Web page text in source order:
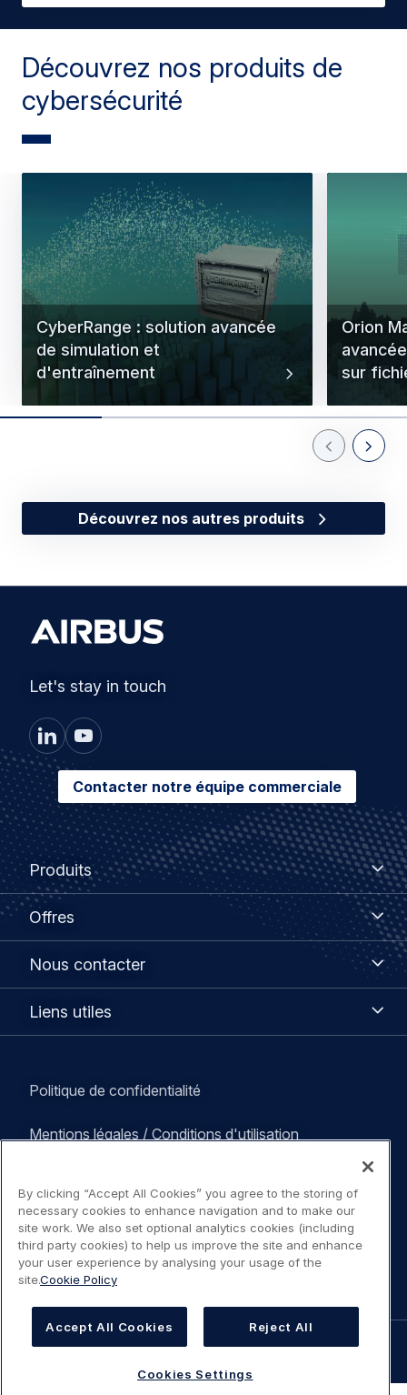
Découvrez nos produits de
cybersécurité
CyberRange : solution avancée
de simulation et
d'entraînement
Orion
sur
PreviousNext
Découvrez nos autres produits
Let's stay in touch
Contacter notre équipe commerciale
Footer
menu
Produits
Produits
Offres
Offres
Nous contacter
Liens utiles
Legal
Politique de confidentialité
Mentions légales / Conditions d'utilisation
Politique Cookies
Cookies Settings
©AIRBUS 2026.
By clicking “Accept All Cookies” you agree to the storing of
necessary cookies to enhance navigation and to make our
site work. We also set optional analytics cookies (including
third party cookies) to help us improve the site and enhance
your user experience by analysing your usage of the
site.Cookie Policy
Accept All Cookies Reject All
Cookies Settings